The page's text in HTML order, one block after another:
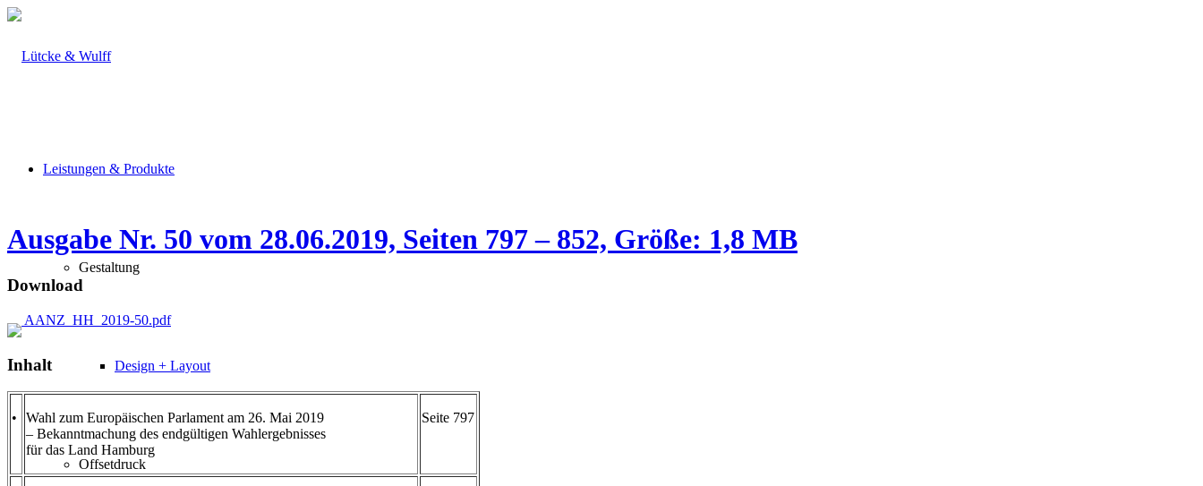
Leistungen & Produkte
Gestaltung
Design + Layout
Offsetdruck
Ausgabe Nr. 50 vom 28.06.2019, Seiten 797 – 852, Größe: 1,8 MB
Download
AANZ_HH_2019-50.pdf
Inhalt
•
Wahl zum Europäischen Parlament am 26. Mai 2019
– Bekanntmachung des endgültigen Wahlergebnisses
für das Land Hamburg
Seite 797